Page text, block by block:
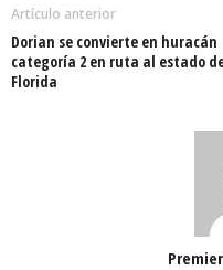
Artículo anterior
Dorian se convierte en huracán
categoría 2 en ruta al estado
Florida